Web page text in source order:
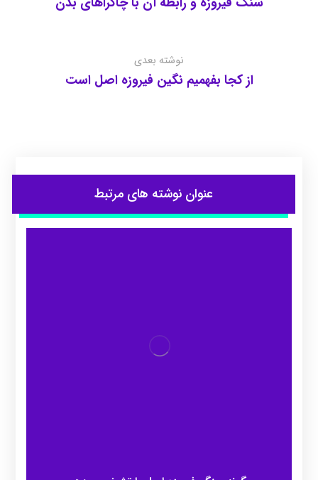
نوشته بعدی
از کجا بفهمیم نگین فیروزه اصل است
عنوان ‫نوشته های مرتبط